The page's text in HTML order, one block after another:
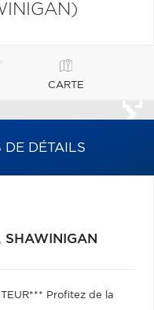
CARTE
DE DÉTAILS
SHAWINIGAN
Profitez de la